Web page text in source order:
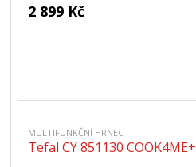
2 899 Kč
MULTIFUNKČNÍ HRNEC
Tefal CY 851130 COOK4ME+